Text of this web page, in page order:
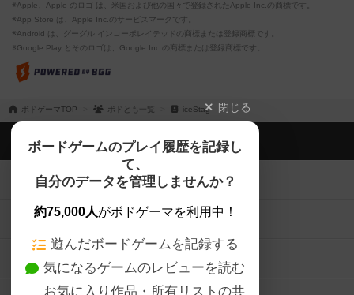
※Apple、Apple のロゴ は、米国および他の国々で登録されたApple Inc.の商標です。
※App Store は、Apple Inc.のサービスマークです。
※Android は、グーグル インコーポレイテッドの商標または登録商標です。
※Google Play とそのロゴは、Google Inc.の商標または登録商標です。
ボドゲーマTOP ボドとも一覧 iceStag 閉じる
ボードゲームのプレイ履歴を記録し
て、
自分のデータを管理しませんか？
約75,000人がボドゲーマを利用中！
遊んだボードゲームを記録する
気になるゲームのレビューを読む
お気に入り作品・所有リストの共
ボドゲーマTOP
ボードゲームを検索する
ボードゲームの新着レビュー
ボードゲーム会情報